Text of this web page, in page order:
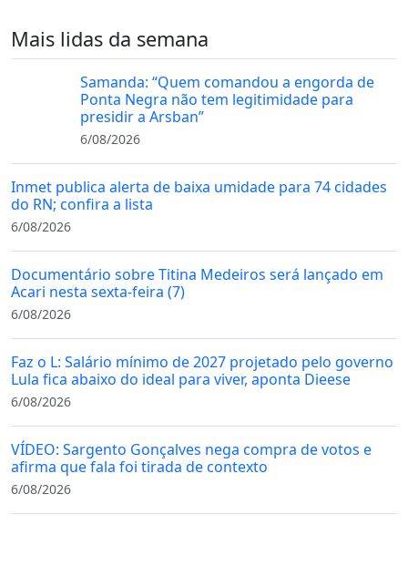
Mais lidas da semana
Samanda: “Quem comandou a engorda de
Ponta Negra não tem legitimidade para
presidir a Arsban”
6/08/2026
Inmet publica alerta de baixa umidade para 74 cidades
do RN; confira a lista
6/08/2026
Documentário sobre Titina Medeiros será lançado em
Acari nesta sexta-feira (7)
6/08/2026
Faz o L: Salário mínimo de 2027 projetado pelo governo
Lula fica abaixo do ideal para viver, aponta Dieese
6/08/2026
VÍDEO: Sargento Gonçalves nega compra de votos e
afirma que fala foi tirada de contexto
6/08/2026